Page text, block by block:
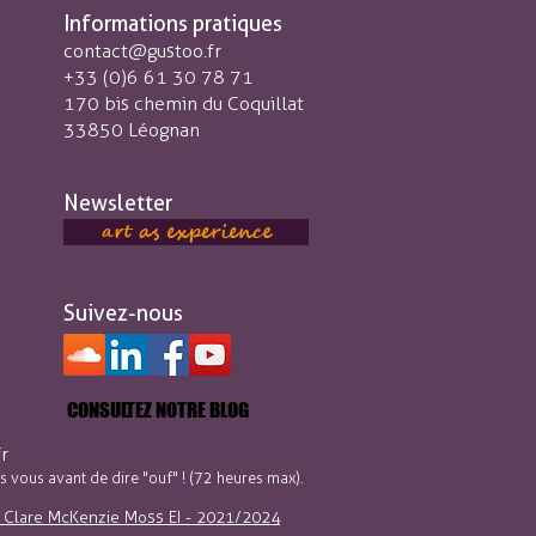
Informations pratiques
contact@gustoo.fr
+33 (0)6 61 30 78 71
170 bis chemin du Coquillat
33850 Léognan
Newsletter
art as experience
Suivez-nous
CONSULTEZ NOTRE BLOG
CONSULTEZ NOTRE BLOG
vous avant de dire "ouf" ! (72 heures max).
McKenzie Moss EI - 2021/2024